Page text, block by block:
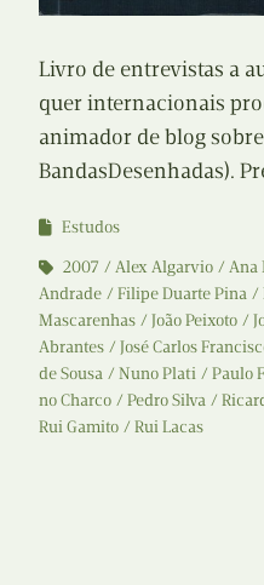
Livro de entrevistas a
quer internacionais
animador de blog sobre
BandasDesenhadas).
Estudos
2007
Alex Algarvio Ana
Andrade
Filipe Duarte Pina
Mascarenhas
João Peixoto
Abrantes
José Carlos
de Sousa
Nuno Plati Paulo
no Charco
Pedro Silva
Rui Gamito
Rui Lacas